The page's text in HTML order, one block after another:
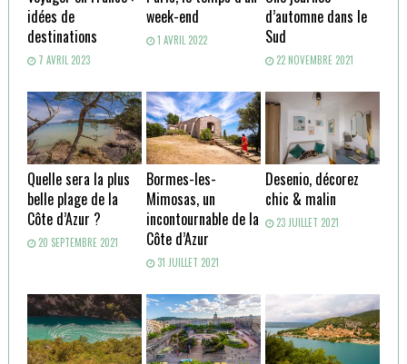
idées de
destinations
7 AVRIL 2023
week-end
1 AVRIL 2022
d’automne dans le
Sud
22 NOVEMBRE 2021
Quelle sera la plus
belle plage de la
Côte d’Azur ?
20 SEPTEMBRE 2021
Bormes-les-
Mimosas, un
incontournable de la
Côte d’Azur
31 JUILLET 2021
Desenio, décorez
chic & malin
23 JUILLET 2021